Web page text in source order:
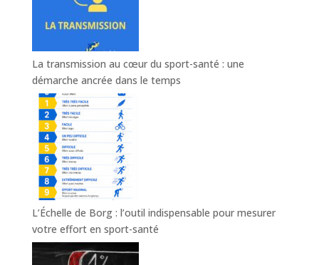
La transmission au cœur du sport-santé : une
démarche ancrée dans le temps
L’Échelle de Borg : l’outil indispensable pour mesurer
votre effort en sport-santé